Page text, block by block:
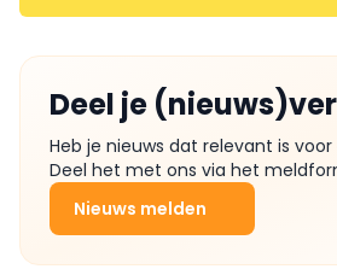
Deel je
Heb je nieuws dat relevant is
Deel het met ons via het
Nieuws melden